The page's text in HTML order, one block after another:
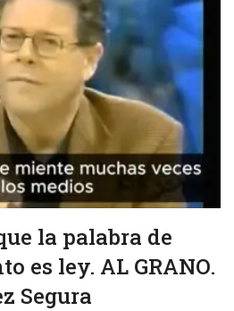
la palabra de
es ley. AL GRANO.
Segura